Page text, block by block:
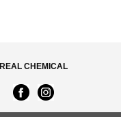
REAL CHEMICAL